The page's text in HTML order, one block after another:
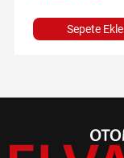
Sepete Ekle